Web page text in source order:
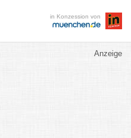
in Konzession von
Anzeige